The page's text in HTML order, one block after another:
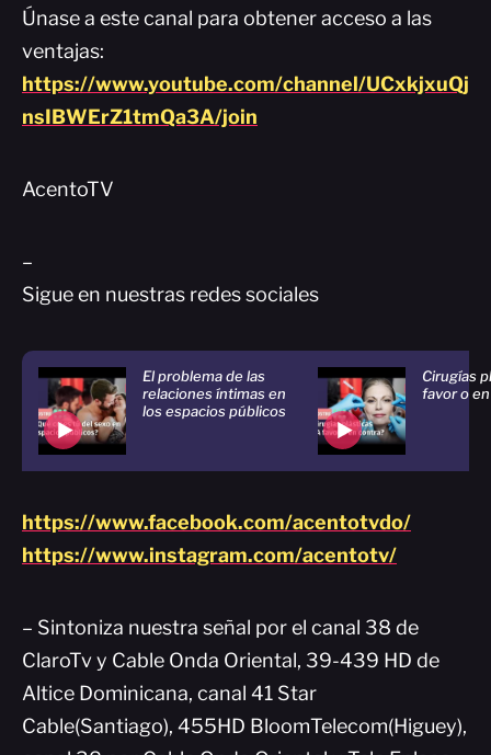
Únase a este canal para obtener acceso a las
ventajas:
https://www.youtube.com/channel/UCxkjxuQj
nsIBWErZ1tmQa3A/join
AcentoTV
–
Sigue en nuestras redes sociales
El problema de las
relaciones íntimas en
los espacios públicos
Cirugías
favor o
https://www.facebook.com/acentotvdo/
https://www.instagram.com/acentotv/
– Sintoniza nuestra señal por el canal 38 de
ClaroTv y Cable Onda Oriental, 39-439 HD de
Altice Dominicana, canal 41 Star
Cable(Santiago), 455HD BloomTelecom(Higuey),